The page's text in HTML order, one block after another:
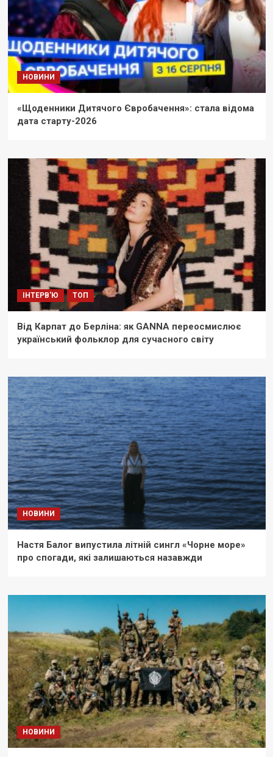
НОВИНИ
«Щоденники Дитячого Євробачення»: стала відома
дата старту-2026
ІНТЕРВ'Ю ТОП
Від Карпат до Берліна: як GANNA переосмислює
український фольклор для сучасного світу
НОВИНИ
Настя Балог випустила літній сингл «Чорне море»
про спогади, які залишаються назавжди
НОВИНИ